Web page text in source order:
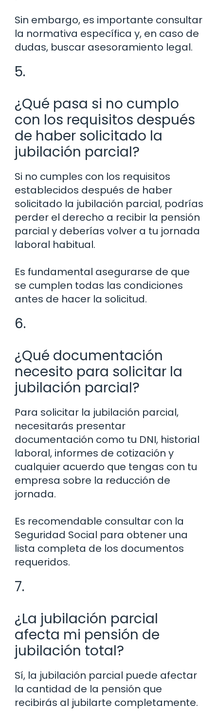
Sin embargo, es importante consultar
la normativa específica y, en caso de
dudas, buscar asesoramiento legal.
5.
¿Qué pasa si no cumplo
con los requisitos después
de haber solicitado la
jubilación parcial?
Si no cumples con los requisitos
establecidos después de haber
solicitado la jubilación parcial, podrías
perder el derecho a recibir la pensión
parcial y deberías volver a tu jornada
laboral habitual.
Es fundamental asegurarse de que
se cumplen todas las condiciones
antes de hacer la solicitud.
6.
¿Qué documentación
necesito para solicitar la
jubilación parcial?
Para solicitar la jubilación parcial,
necesitarás presentar
documentación como tu DNI, historial
laboral, informes de cotización y
cualquier acuerdo que tengas con tu
empresa sobre la reducción de
jornada.
Es recomendable consultar con la
Seguridad Social para obtener una
lista completa de los documentos
requeridos.
7.
¿La jubilación parcial
afecta mi pensión de
jubilación total?
Sí, la jubilación parcial puede afectar
la cantidad de la pensión que
recibirás al jubilarte completamente.